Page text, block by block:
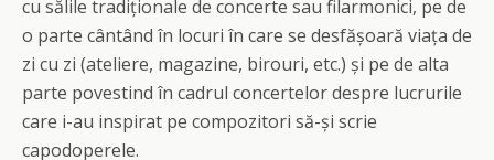
cu sălile tradiționale de concerte sau filarmonici, pe de
o parte cântând în locuri în care se desfășoară viața de
zi cu zi (ateliere, magazine, birouri, etc.) și pe de alta
parte povestind în cadrul concertelor despre lucrurile
care i-au inspirat pe compozitori să-și scrie
capodoperele.